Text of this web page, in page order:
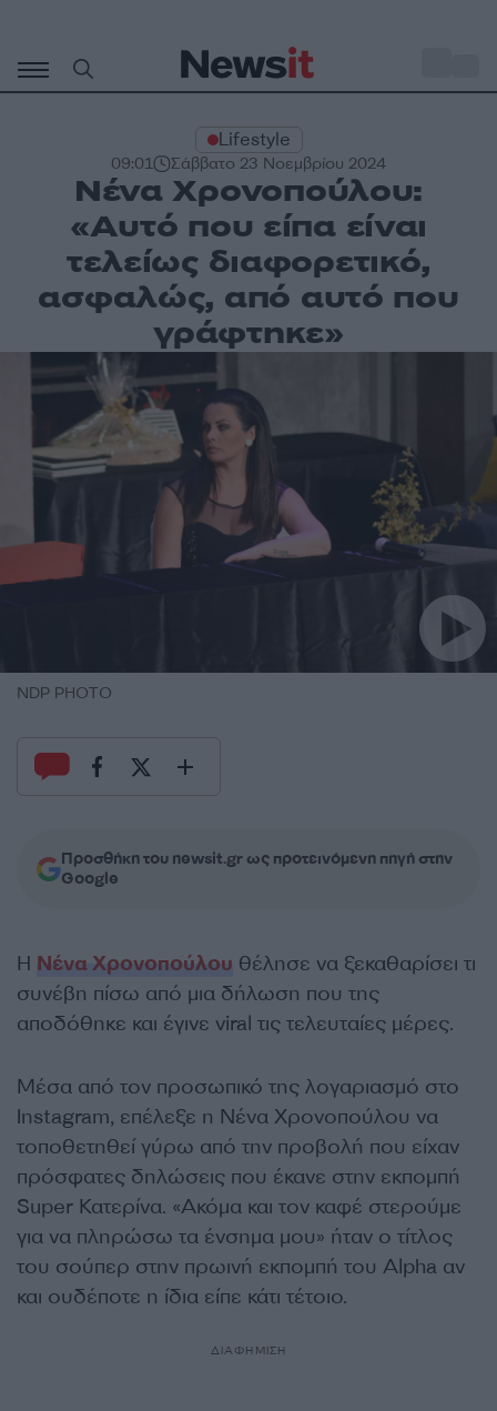
περιεχόμενο
Lifestyle
09:01 Σάββατο 23 Νοεμβρίου 2024
Νένα Χρονοπούλου:
«Αυτό που είπα είναι
τελείως διαφορετικό,
ασφαλώς, από αυτό που
γράφτηκε»
NDP PHOTO
Προσθήκη του newsit.gr ως προτεινόμενη πηγή στην
Google
Η Νένα Χρονοπούλου θέλησε να ξεκαθαρίσει τι
συνέβη πίσω από μια δήλωση που της
αποδόθηκε και έγινε viral τις τελευταίες μέρες.
Μέσα από τον προσωπικό της λογαριασμό στο
Instagram, επέλεξε η Νένα Χρονοπούλου να
τοποθετηθεί γύρω από την προβολή που είχαν
πρόσφατες δηλώσεις που έκανε στην εκπομπή
Super Κατερίνα. «Ακόμα και τον καφέ στερούμε
για να πληρώσω τα ένσημα μου» ήταν ο τίτλος
του σούπερ στην πρωινή εκπομπή του Alpha αν
και ουδέποτε η ίδια είπε κάτι τέτοιο.
ΔΙΑΦΗΜΙΣΗ